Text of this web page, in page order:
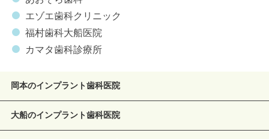
エゾエ歯科クリニック
福村歯科大船医院
カマタ歯科診療所
岡本のインプラント歯科医院
大船のインプラント歯科医院